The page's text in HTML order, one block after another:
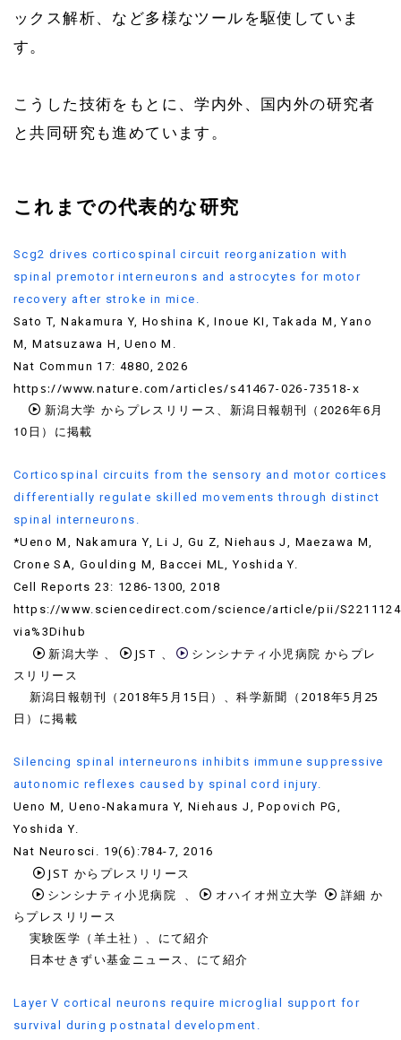
ックス解析、など多様なツールを駆使していま
す。
こうした技術をもとに、学内外、国内外の研究者
と共同研究も進めています。
これまでの代表的な研究
Scg2 drives corticospinal circuit reorganization with
spinal premotor interneurons and astrocytes for motor
recovery after stroke in mice.
Sato T, Nakamura Y, Hoshina K, Inoue KI, Takada M, Yano
M, Matsuzawa H, Ueno M.
Nat Commun 17: 4880, 2026
https://www.nature.com/articles/s41467-026-73518-x
新潟大学 からプレスリリース、 新潟日報朝刊（2026年6月
10日）に掲載
Corticospinal circuits from the sensory and motor cortices
differentially regulate skilled movements through distinct
spinal interneurons.
*Ueno M, Nakamura Y, Li J, Gu Z, Niehaus J, Maezawa M,
Crone SA, Goulding M, Baccei ML, Yoshida Y.
Cell Reports 23: 1286-1300, 2018
https://www.sciencedirect.com/science/article/pii/
via%3Dihub
新潟大学 、 JST 、 シンシナティ小児病院 からプレ
スリリース
新潟日報朝刊（2018年5月15日）、科学新聞（2018年5月25
日）に掲載
Silencing spinal interneurons inhibits immune suppressive
autonomic reflexes caused by spinal cord injury.
Ueno M, Ueno-Nakamura Y, Niehaus J, Popovich PG,
Yoshida Y.
Nat Neurosci. 19(6):784-7, 2016
JST からプレスリリース
シンシナティ小児病院 、 オハイオ州立大学 詳細 か
らプレスリリース
実験医学（羊土社）、にて紹介
日本せきずい基金ニュース、にて紹介
Layer V cortical neurons require microglial support for
survival during postnatal development.